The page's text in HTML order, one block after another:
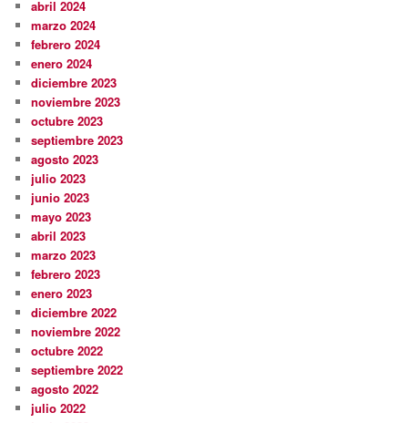
abril 2024
marzo 2024
febrero 2024
enero 2024
diciembre 2023
noviembre 2023
octubre 2023
septiembre 2023
agosto 2023
julio 2023
junio 2023
mayo 2023
abril 2023
marzo 2023
febrero 2023
enero 2023
diciembre 2022
noviembre 2022
octubre 2022
septiembre 2022
agosto 2022
julio 2022